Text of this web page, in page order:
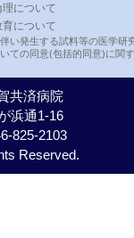
について
について
い発生する試料等の医学研
ての同意(包括的同意)に関
共済病院
浜通1-16
825-2103
Reserved.